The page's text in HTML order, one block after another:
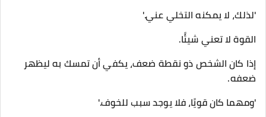
'لذلك، لا يمكنه التخلي عني.'
القوة لا تعني شيئًا.
إذا كان الشخص ذو نقطة ضعف، يكفي أن تمسك به ليظهر
ضعفه.
'ومهما كان قويًا، فلا يوجد سبب للخوف.'